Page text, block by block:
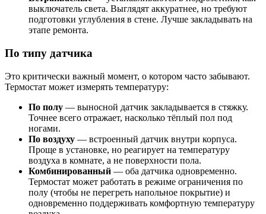
выключатель света. Выглядят аккуратнее, но требуют
подготовки углубления в стене. Лучше закладывать на
этапе ремонта.
По типу датчика
Это критически важный момент, о котором часто забывают.
Термостат может измерять температуру:
По полу — выносной датчик закладывается в стяжку.
Точнее всего отражает, насколько тёплый пол под
ногами.
По воздуху — встроенный датчик внутри корпуса.
Проще в установке, но реагирует на температуру
воздуха в комнате, а не поверхности пола.
Комбинированный — оба датчика одновременно.
Термостат может работать в режиме ограничения по
полу (чтобы не перегреть напольное покрытие) и
одновременно поддерживать комфортную температуру